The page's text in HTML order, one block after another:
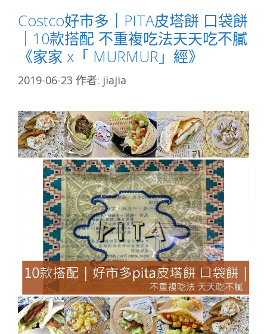
Costco好市多｜PITA皮塔餅 口袋餅
｜10款搭配 不重複吃法天天吃不膩
《家家 x「 MURMUR」經》
2019-06-23 作者: jiajia